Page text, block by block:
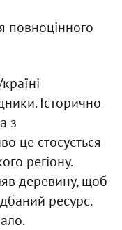
повноцінного
Історично
з
це стосується
регіону.
деревину, щоб
ресурс.